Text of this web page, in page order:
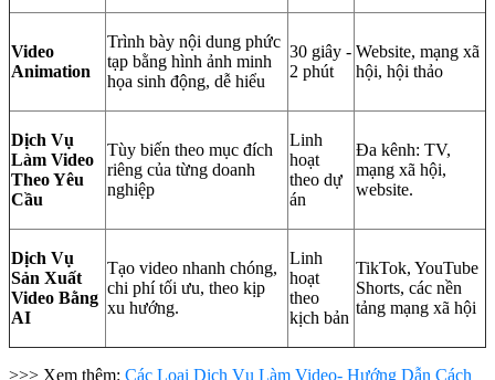
Video
Animation
Trình bày nội dung phức
tạp bằng hình ảnh minh
họa sinh động, dễ hiểu
30 giây -
2 phút
Website, mạng xã
hội, hội thảo
Dịch Vụ
Làm Video
Theo Yêu
Cầu
Tùy biến theo mục đích
riêng của từng doanh
nghiệp
Linh
hoạt
theo dự
án
Đa kênh: TV,
mạng xã hội,
website.
Dịch Vụ
Sản Xuất
Video Bằng
AI
Tạo video nhanh chóng,
chi phí tối ưu, theo kịp
xu hướng.
Linh
hoạt
theo
kịch bản
TikTok, YouTube
Shorts, các nền
tảng mạng xã hội
>>> Xem thêm: Các Loại Dịch Vụ Làm Video- Hướng Dẫn Cách